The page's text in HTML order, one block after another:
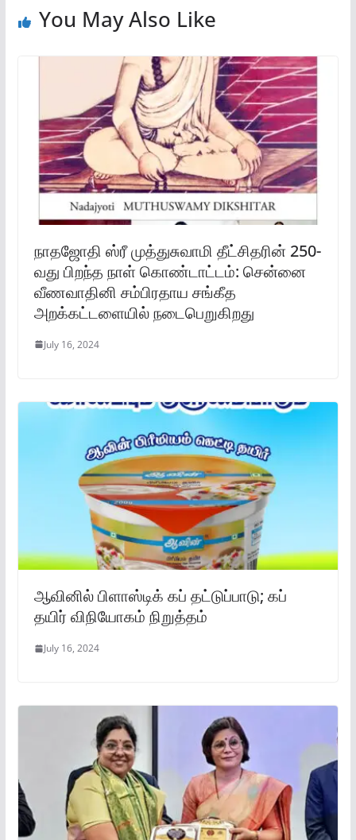
You May Also Like
நாதஜோதி ஸ்ரீ முத்துசுவாமி தீட்சிதரின் 250-
வது பிறந்த நாள் கொண்டாட்டம்: சென்னை
வீணவாதினி சம்பிரதாய சங்கீத
அறக்கட்டளையில் நடைபெறுகிறது
July 16, 2024
ஆவினில் பிளாஸ்டிக் கப் தட்டுப்பாடு; கப்
தயிர் விநியோகம் நிறுத்தம்
July 16, 2024